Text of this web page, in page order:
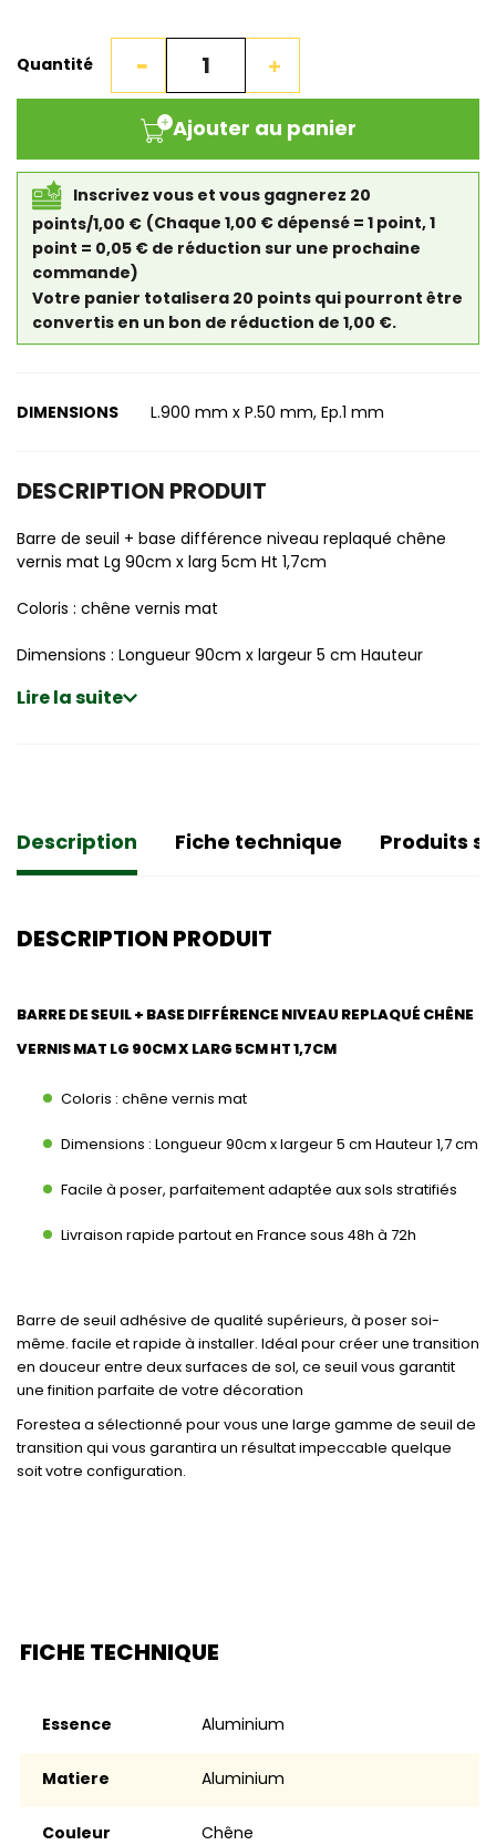
Quantité
Ajouter au panier
Inscrivez vous et vous gagnerez 20
points/1,00 € (Chaque 1,00 € dépensé = 1 point, 1
point = 0,05 € de réduction sur une prochaine
commande)
Votre panier totalisera 20 points qui pourront être
convertis en un bon de réduction de 1,00 €.
DIMENSIONS L.900 mm x P.50 mm, Ep.1 mm
DESCRIPTION PRODUIT
Barre de seuil + base différence niveau replaqué chêne
vernis mat Lg 90cm x larg 5cm Ht 1,7cm
Coloris : chêne vernis mat
Dimensions : Longueur 90cm x largeur 5 cm Hauteur
Lire la suite
Description Fiche technique Produits
DESCRIPTION PRODUIT
BARRE DE SEUIL + BASE DIFFÉRENCE NIVEAU REPLAQUÉ CHÊNE
VERNIS MAT LG 90CM X LARG 5CM HT 1,7CM
Coloris : chêne vernis mat
Dimensions : Longueur 90cm x largeur 5 cm Hauteur 1,7 cm
Facile à poser, parfaitement adaptée aux sols stratifiés
Livraison rapide partout en France sous 48h à 72h
Barre de seuil adhésive de qualité supérieurs, à poser soi-
même. facile et rapide à installer. Idéal pour créer une transition
en douceur entre deux surfaces de sol, ce seuil vous garantit
une finition parfaite de votre décoration
Forestea a sélectionné pour vous une large gamme de seuil de
transition qui vous garantira un résultat impeccable quelque
soit votre configuration.
FICHE TECHNIQUE
Essence aluminium
Matiere aluminium
Couleur chêne